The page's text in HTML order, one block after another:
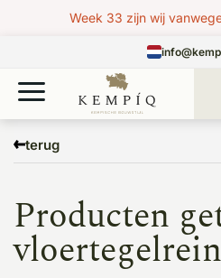
Week 33 zijn wij
terug
vloertegelreiniging
Producten